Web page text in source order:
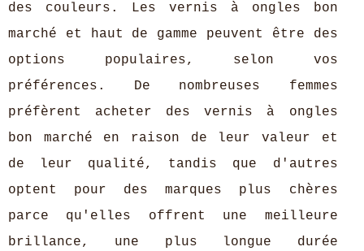
des couleurs. Les vernis à ongles bon
marché et haut de gamme peuvent être des
options populaires, selon vos
préférences. De nombreuses femmes
préfèrent acheter des vernis à ongles
bon marché en raison de leur valeur et
de leur qualité, tandis que d'autres
optent pour des marques plus chères
parce qu'elles offrent une meilleure
brillance, une plus longue durée